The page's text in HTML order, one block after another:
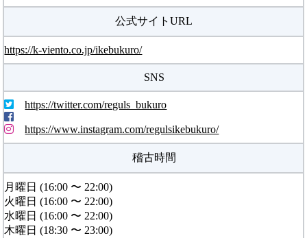
公式サイトURL
https://k-viento.co.jp/ikebukuro/
SNS
https://twitter.com/reguls_bukuro
https://www.instagram.com/regulsikebukuro/
稽古時間
月曜日 (16:00 〜 22:00)
火曜日 (16:00 〜 22:00)
水曜日 (16:00 〜 22:00)
木曜日 (18:30 〜 23:00)